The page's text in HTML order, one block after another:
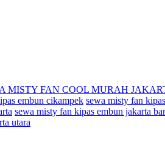
MISTY FAN COOL MURAH
embun cikampek sewa misty fan
sewa misty fan kipas embun jakarta
utara